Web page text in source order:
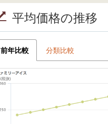
平均価格の推移
前年比較 分類比較